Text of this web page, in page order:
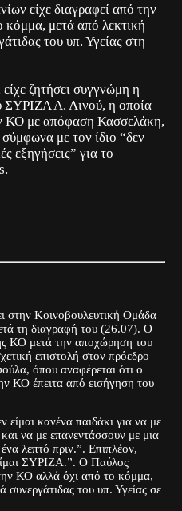
είχε διαγραφεί από την
μετά από λεκτική
του υπ. Υγείας στη
ζητήσει συγγνώμη η
ΣΥΡΙΖΑ Α. Λινού, η οποία
ΚΟ με απόφαση Κασσελάκη,
με τον ίδιο “δεν
εξηγήσεις” για το
στην Κοινοβουλευτική Ομάδα
τη διαγραφή του (26.07). Ο
ΚΟ μετά την αποχώρηση του
επιστολή στον πρόεδρο
όπου αναφέρεται ότι ο
ΚΟ έπειτα από εισήγηση του
κανένα παιδάκι για να με
να με επανεντάσσουν με μια
λεπτό πριν.”. Επιπλέον,
ΣΥΡΙΖΑ.”. Ο Παύλος
ΚΟ αλλά όχι από το κόμμα,
συνεργάτιδας του υπ. Υγείας σε